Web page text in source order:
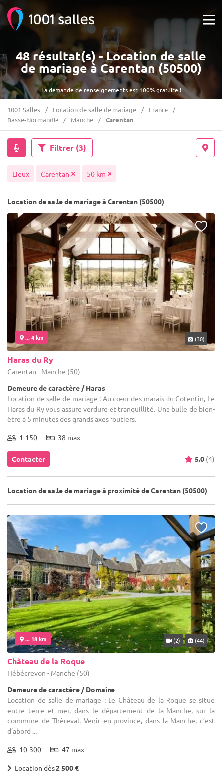
La demande de renseignements est 100% gratuite !
48 résultat(s) - Location de salle
de mariage à Carentan (50500)
1001 Salles Location de salle de mariage
France
Basse-Normandie
Manche Carentan
Filtrer (3)
Lieux Carentan 50 km
Location de salle de mariage à Carentan (50500)
... 4 km (30)
Haras du Ry
Carentan - Manche (50)
Demeure de caractère / Haras
Location de salle de mariage : Au cœur des marais du Cotentin, Le
Haras du Ry vous assure verdure et tranquillité. Une bulle de bien-
être à 5 minutes des grands axes routiers.
1-150 38 max
Contacter 5.0 (4)
Location de salle de mariage à proximité de Carentan (50500)
... 18 km (2) (44)
Château de la Roque
Hébécrevon - Manche (50)
Demeure de caractère / Domaine
Location de salle de mariage : Le Château de la Roque se situe
entre terre et mer, dans le département de la Manche, sur la
commune de Thèreval. Venir en province, dans la Manche, c’est
d’abord ...
10-300 47 max
Location dès2 500 €